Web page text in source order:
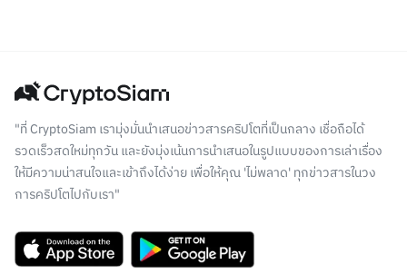
"ที่ CryptoSiam เรามุ่งมั่นนำเสนอข่าวสารคริปโตที่เป็นกลาง เชื่อถือได้
รวดเร็วสดใหม่ทุกวัน และยังมุ่งเน้นการนำเสนอในรูปแบบของการเล่าเรื่อง
ให้มีความน่าสนใจและเข้าถึงได้ง่าย เพื่อให้คุณ 'ไม่พลาด' ทุกข่าวสารในวง
การคริปโตไปกับเรา"